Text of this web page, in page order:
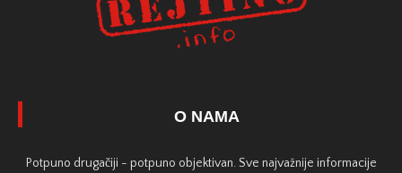
O NAMA
Potpuno drugačiji - potpuno objektivan. Sve najvažnije informacije